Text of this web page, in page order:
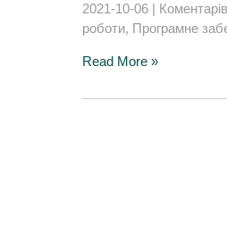
2021-10-06 |
роботи, Програмне
Read More »